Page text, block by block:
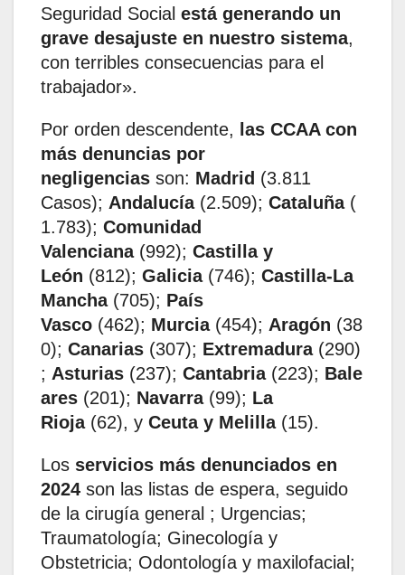
Seguridad Social está generando un
grave desajuste en nuestro sistema,
con terribles consecuencias para el
trabajador».
Por orden descendente, las CCAA con
más denuncias por
negligencias son: Madrid (3.811
Casos); Andalucía (2.509); Cataluña (
1.783); Comunidad
Valenciana (992); Castilla y
León (812); Galicia (746); Castilla-La
Mancha (705); País
Vasco (462); Murcia(454); Aragón (38
0); Canarias (307); Extremadura (290)
; Asturias (237); Cantabria (223); Bale
ares (201); Navarra (99); La
Rioja (62), y Ceuta y Melilla(15).
Los servicios más denunciados en
2024 son las listas de espera, seguido
de la cirugía general ; Urgencias;
Traumatología; Ginecología y
Obstetricia; Odontología y maxilofacial;